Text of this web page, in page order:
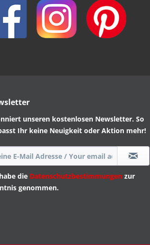
unseren kostenlosen Newsletter. So
Ihr keine Neuigkeit oder Aktion mehr!
die Datenschutzbestimmungen zur
genommen.